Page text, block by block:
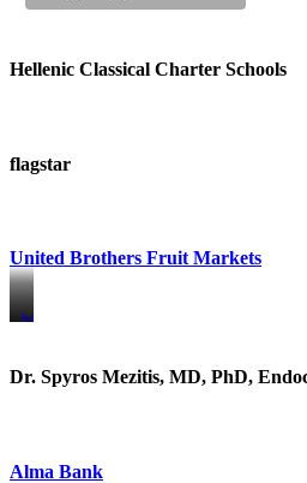
Hellenic Classical Charter Schools
flagstar
United Brothers Fruit Markets
https://www.unitedbrothersfruitmarkets.com/
https://www.unitedbrothersfruitmarkets.com/
Dr. Spyros Mezitis, MD, PhD,
Alma Bank